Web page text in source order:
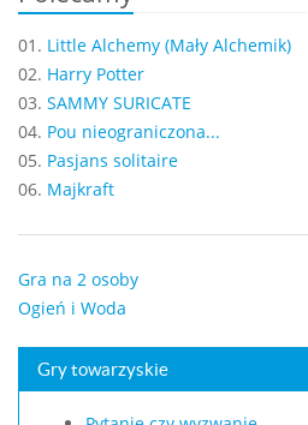
01. Little Alchemy (Mały Alchemik)
02. Harry Potter
03. SAMMY SURICATE
04. Pou nieograniczona...
05. Pasjans solitaire
06. Majkraft
Gra na 2 osoby
Ogień i Woda
Gry towarzyskie